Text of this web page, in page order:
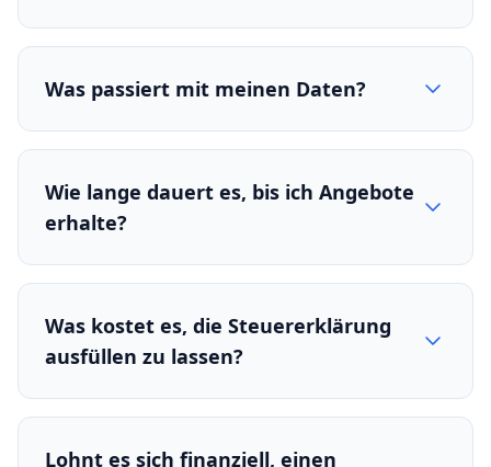
Was passiert mit meinen Daten?
Wie lange dauert es, bis ich Angebote
erhalte?
Was kostet es, die Steuererklärung
ausfüllen zu lassen?
Lohnt es sich finanziell, einen